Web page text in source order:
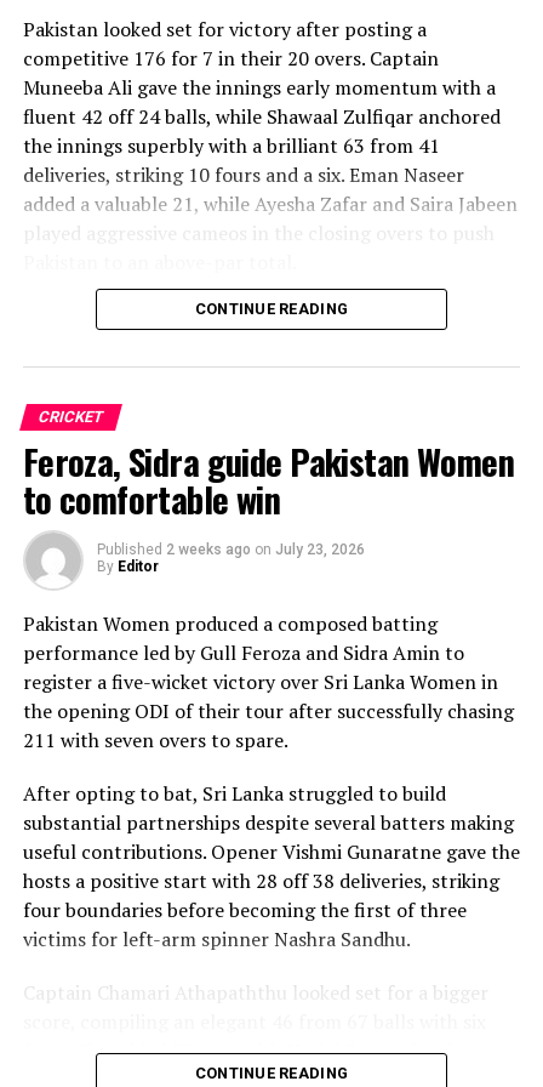
Pakistan looked set for victory after posting a
competitive 176 for 7 in their 20 overs. Captain
Muneeba Ali gave the innings early momentum with a
fluent 42 off 24 balls, while Shawaal Zulfiqar anchored
the innings superbly with a brilliant 63 from 41
deliveries, striking 10 fours and a six. Eman Naseer
added a valuable 21, while Ayesha Zafar and Saira Jabeen
played aggressive cameos in the closing overs to push
Sri Lanka’s bowlers shared the wickets, with Kavisha
Praboda, Sugandika Kumari and Kawya Kavindi chipped
in with one wicket apiece, while disciplined fielding
produced two crucial run-outs.
The chase belonged entirely to Dulani, who delivered
the innings of the match. Displaying confidence,
composure and a wide range of attacking strokes, she
remained unbeaten on 101 from just 64 balls, smashing
with controlled aggression, ensuring Sri Lanka stayed
ahead of the required rate throughout the chase.
Captain Chamari Athapaththu provided the ideal
platform with a sparkling 39 off 22 balls, adding 78 for
partnership. Although Sri Lanka lost wickets at regular
intervals in the middle overs, Dulani remained firmly in
control, rotating the strike effectively before
accelerating when it mattered most.
Kavisha Dilhari contributed 11 valuable runs, while
reached 177 for 4 in 19 overs, sealing victory with six
CONTINUE READING
CRICKET
Feroza, Sidra guide Pakistan Women
to comfortable win
Published 2 weeks ago on July 23, 2026
By Editor
Pakistan Women produced a composed batting
performance led by Gull Feroza and Sidra Amin to
register a five-wicket victory over Sri Lanka Women in
the opening ODI of their tour after successfully chasing
211 with seven overs to spare.
After opting to bat, Sri Lanka struggled to build
substantial partnerships despite several batters making
useful contributions. Opener Vishmi Gunaratne gave the
hosts a positive start with 28 off 38 deliveries, striking
four boundaries before becoming the first of three
victims for left-arm spinner Nashra Sandhu.
Captain Chamari Athapaththu looked set for a bigger
fours. She added 53 runs with Hasini Perera for the
second wicket, but Nashra’s timely breakthrough halted
CONTINUE READING